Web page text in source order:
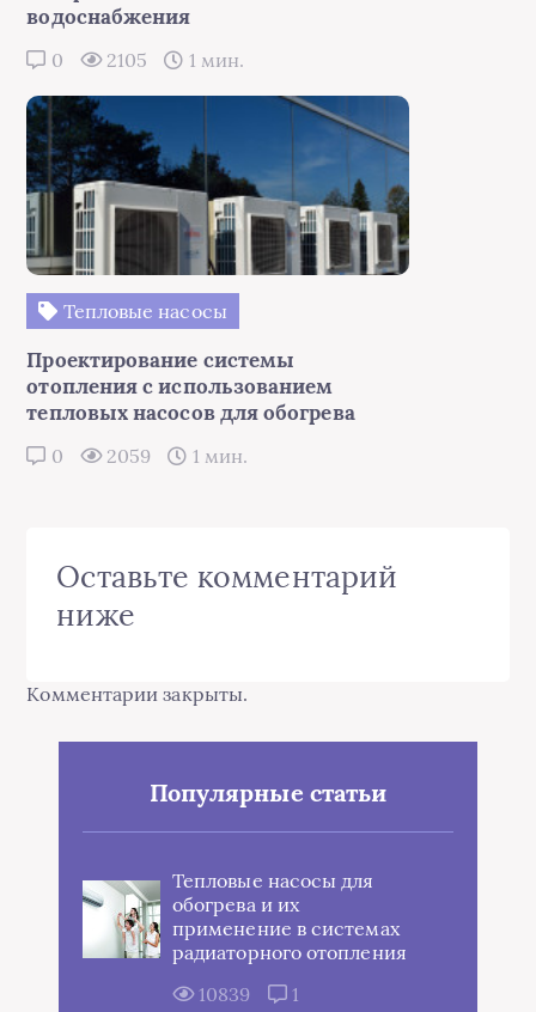
водоснабжения
0 2105 1 мин.
Тепловые насосы
Проектирование системы
отопления с использованием
тепловых насосов для обогрева
0 2059 1 мин.
Оставьте комментарий
ниже
Комментарии закрыты.
Популярные статьи
Тепловые насосы для
обогрева и их
применение в системах
радиаторного отопления
10839
1